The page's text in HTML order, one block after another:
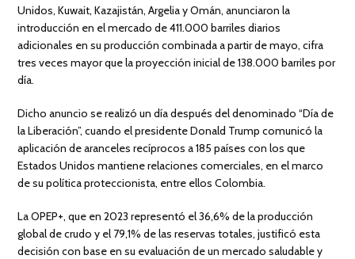
Unidos, Kuwait, Kazajistán, Argelia y Omán, anunciaron la
introducción en el mercado de 411.000 barriles diarios
adicionales en su producción combinada a partir de mayo, cifra
tres veces mayor que la proyección inicial de 138.000 barriles por
día.
Dicho anuncio se realizó un día después del denominado “Día de
la Liberación”, cuando el presidente Donald Trump comunicó la
aplicación de aranceles recíprocos a 185 países con los que
Estados Unidos mantiene relaciones comerciales, en el marco
de su política proteccionista, entre ellos Colombia.
La OPEP+, que en 2023 representó el 36,6% de la producción
global de crudo y el 79,1% de las reservas totales, justificó esta
decisión con base en su evaluación de un mercado saludable y